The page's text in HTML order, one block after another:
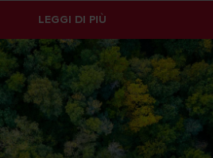
LEGGI DI PIÙ